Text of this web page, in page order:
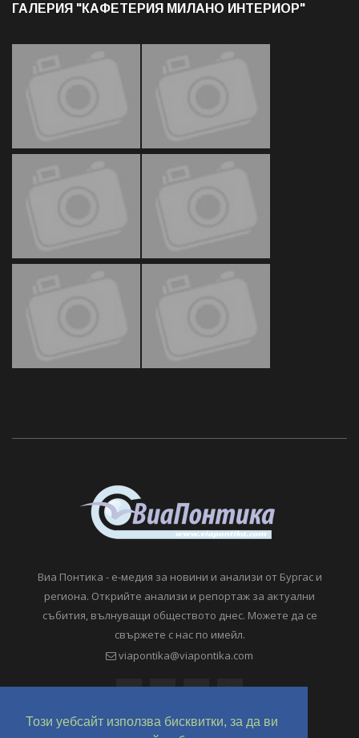
Този уебсайт използва бисквитки, за да ви
ГАЛЕРИЯ "КАФЕТЕРИЯ МИЛАНО ИНТЕРИОР"
Виа Понтика - е-медия за новини и анализи от Бургас и
региона. Открийте анализи и репортаж за актуални
събития, вълнуващи обществото днес. Можете да се
свържете с нас по имейл.
viapontika@viapontika.com